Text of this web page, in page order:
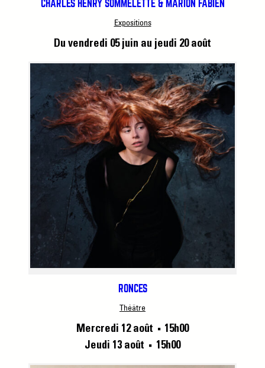
CHARLES HENRY SOMMELETTE & MARION FABIEN
Expositions
Du vendredi 05 juin au jeudi 20 août
RONCES
Théâtre
Mercredi 12 août ■
15h00
Jeudi 13 août
■ 15h00